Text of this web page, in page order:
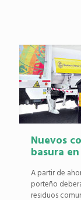
Nuevos
basura
A partir de
porteño
residuos